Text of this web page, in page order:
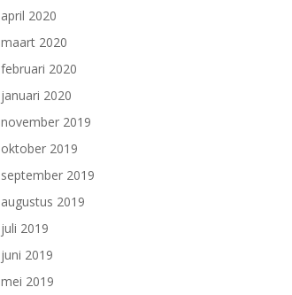
april 2020
maart 2020
februari 2020
januari 2020
november 2019
oktober 2019
september 2019
augustus 2019
juli 2019
juni 2019
mei 2019